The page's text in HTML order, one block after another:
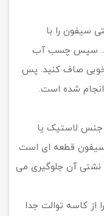
سیفون را با
سپس چسب آب
خوبی صاف کنید. پس
شده است.
جنس لاستیک یا
قطعه ای است
نشتی آن جلوگیری می
از کاسه توالت جدا